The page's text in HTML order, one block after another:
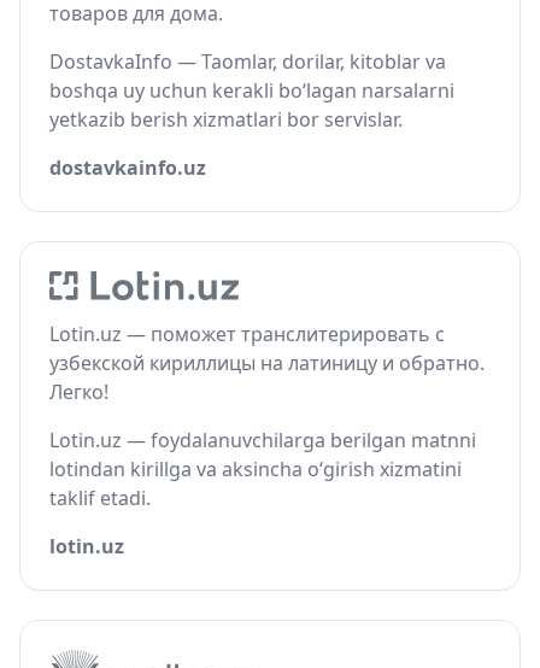
товаров для дома.
DostavkaInfo — Taomlar, dorilar, kitoblar va
boshqa uy uchun kerakli bo‘lagan narsalarni
yetkazib berish xizmatlari bor servislar.
dostavkainfo.uz
Lotin.uz — поможет транслитерировать с
узбекской кириллицы на латиницу и обратно.
Легко!
Lotin.uz — foydalanuvchilarga berilgan matnni
lotindan kirillga va aksincha o‘girish xizmatini
taklif etadi.
lotin.uz